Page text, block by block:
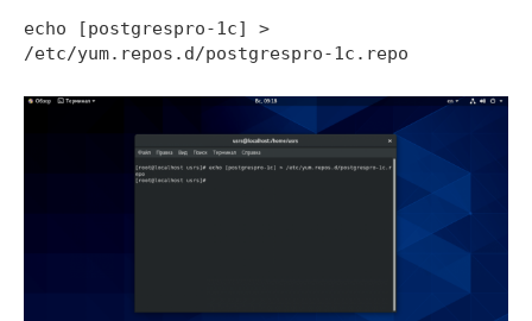
echo [postgrespro-1c] >
/etc/yum.repos.d/postgrespro-1c.repo